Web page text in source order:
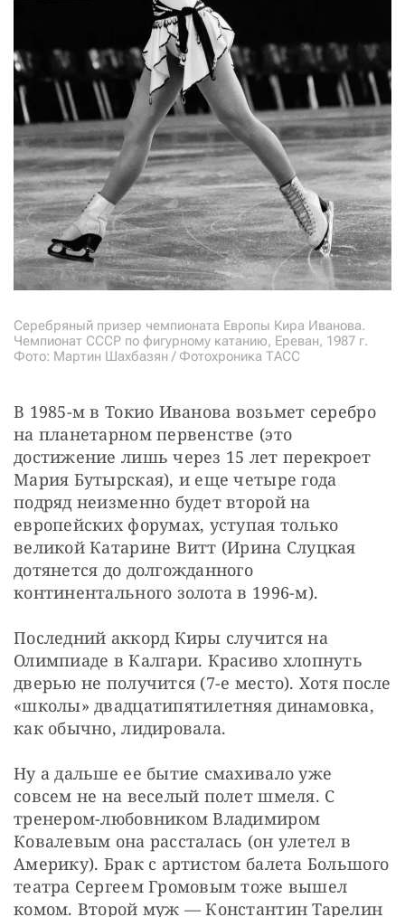
Серебряный призер чемпионата Европы Кира Иванова.
Чемпионат СССР по фигурному катанию, Ереван, 1987 г.
Фото: Мартин Шахбазян / Фотохроника ТАСС
В 1985-м в Токио Иванова возьмет серебро
на планетарном первенстве (это
достижение лишь через 15 лет перекроет
Мария Бутырская), и еще четыре года
подряд неизменно будет второй на
европейских форумах, уступая только
великой Катарине Витт (Ирина Слуцкая
дотянется до долгожданного
континентального золота в 1996-м).
Последний аккорд Киры случится на
Олимпиаде в Калгари. Красиво хлопнуть
дверью не получится (7-е место). Хотя после
«школы» двадцатипятилетняя динамовка,
как обычно, лидировала.
Ну а дальше ее бытие смахивало уже
совсем не на веселый полет шмеля. С
тренером-любовником Владимиром
Ковалевым она рассталась (он улетел в
Америку). Брак с артистом балета Большого
театра Сергеем Громовым тоже вышел
комом. Второй муж — Константин Тарелин